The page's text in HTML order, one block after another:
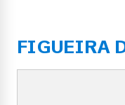
FIGUEIRA